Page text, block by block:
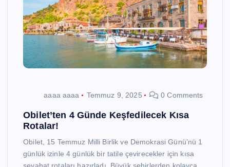
aaaa aaaa Temmuz 9, 2025 0 Comments
Obilet’ten 4 Günde Keşfedilecek Kısa
Rotalar!
Obilet, 15 Temmuz Milli Birlik ve Demokrasi Günü’nü 1
günlük izinle 4 günlük bir tatile çevirecekler için kısa